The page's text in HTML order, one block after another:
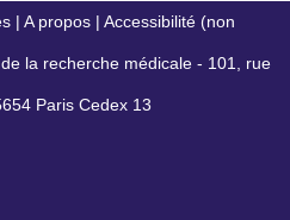
| A propos | Accessibilité (non
la recherche médicale - 101, rue
Paris Cedex 13